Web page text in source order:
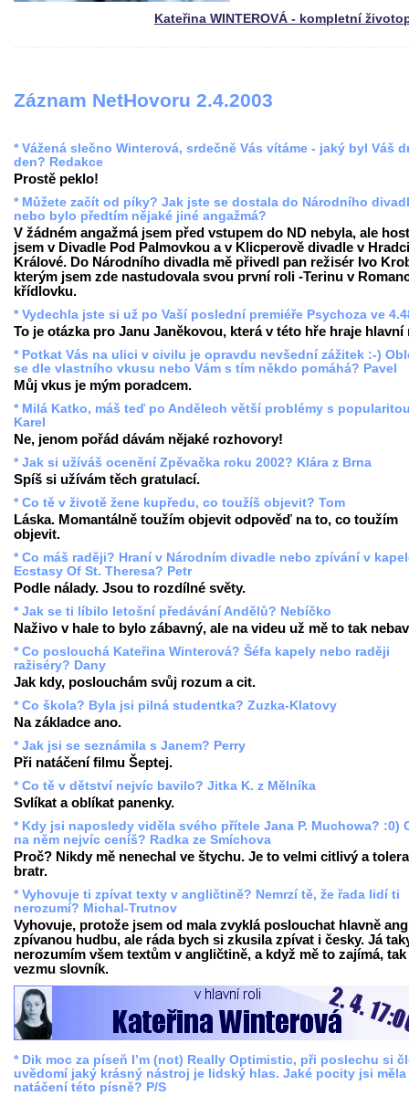
Kateřina WINTEROVÁ - kompletní
Záznam NetHovoru 2.4.2003
* Vážená slečno Winterová, srdečně Vás vítáme - jaký byl Váš
den? Redakce
Prostě peklo!
* Můžete začít od píky? Jak jste se dostala do Národního
nebo bylo předtím nějaké jiné angažmá?
V žádném angažmá jsem před vstupem do ND nebyla, ale
jsem v Divadle Pod Palmovkou a v Klicperově divadle v Hradci
Králové. Do Národního divadla mě přivedl pan režisér Ivo
kterým jsem zde nastudovala svou první roli -Terinu v
křídlovku.
* Vydechla jste si už po Vaší poslední premiéře Psychoza ve
To je otázka pro Janu Janěkovou, která v této hře hraje hlavní
* Potkat Vás na ulici v civilu je opravdu nevšední zážitek :-)
se dle vlastního vkusu nebo Vám s tím někdo pomáhá? Pavel
Můj vkus je mým poradcem.
* Milá Katko, máš teď po Andělech větší problémy s
Karel
Ne, jenom pořád dávám nějaké rozhovory!
* Jak si užíváš ocenění Zpěvačka roku 2002? Klára z Brna
Spíš si užívám těch gratulací.
* Co tě v životě žene kupředu, co toužíš objevit? Tom
Láska. Momantálně toužím objevit odpověď na to, co toužím
objevit.
* Co máš raději? Hraní v Národním divadle nebo zpívání v
Ecstasy Of St. Theresa? Petr
Podle nálady. Jsou to rozdílné světy.
* Jak se ti líbilo letošní předávání Andělů? Nebíčko
Naživo v hale to bylo zábavný, ale na videu už mě to tak
* Co poslouchá Kateřina Winterová? Šéfa kapely nebo raději
ražiséry? Dany
Jak kdy, poslouchám svůj rozum a cit.
* Co škola? Byla jsi pilná studentka? Zuzka-Klatovy
Na základce ano.
* Jak jsi se seznámila s Janem? Perry
Při natáčení filmu Šeptej.
* Co tě v dětství nejvíc bavilo? Jitka K. z Mělníka
Svlíkat a oblíkat panenky.
* Kdy jsi naposledy viděla svého přítele Jana P. Muchowa? :0)
na něm nejvíc ceníš? Radka ze Smíchova
Proč? Nikdy mě nenechal ve štychu. Je to velmi citlivý a
bratr.
* Vyhovuje ti zpívat texty v angličtině? Nemrzí tě, že řada lidí ti
nerozumí? Michal-Trutnov
Vyhovuje, protože jsem od mala zvyklá poslouchat hlavně
zpívanou hudbu, ale ráda bych si zkusila zpívat i česky. Já
nerozumím všem textům v angličtině, a když mě to zajímá, tak
vezmu slovník.
* Dik moc za píseň I’m (not) Really Optimistic, při poslechu si
uvědomí jaký krásný nástroj je lidský hlas. Jaké pocity jsi měla
natáčení této písně? P/S